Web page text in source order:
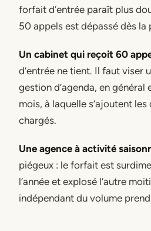
forfait d’entrée paraît plus
50 appels est dépassé dès la
Un cabinet qui reçoit 60
d’entrée ne tient. Il faut viser
gestion d’agenda, en
mois, à laquelle s’ajoutent
chargés.
Une agence à activité
piégeux : le forfait est
l’année et explosé l’autre
indépendant du volume